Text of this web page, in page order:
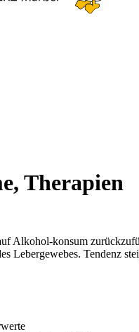
Therapien
Alkohol-konsum
Lebergewebes. Tendenz